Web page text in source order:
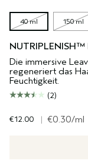
40 ml 150 ml
NUTRIPLENISH™
Die immersive
regeneriert das
Feuchtigkeit.
(2)
€12.00 | €0.30/ml